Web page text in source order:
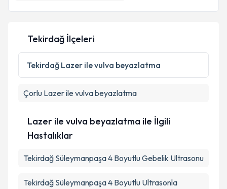
Tekirdağ İlçeleri
Tekirdağ Lazer ile vulva beyazlatma
Çorlu Lazer ile vulva beyazlatma
Lazer ile vulva beyazlatma ile İlgili
Hastalıklar
Tekirdağ Süleymanpaşa 4 Boyutlu Gebelik Ultrasonu
Tekirdağ Süleymanpaşa 4 Boyutlu Ultrasonla